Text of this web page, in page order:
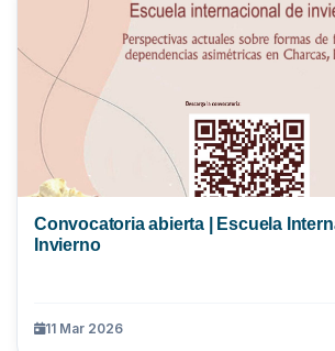
Convocatoria abierta | Escuela
Invierno
11 Mar 2026